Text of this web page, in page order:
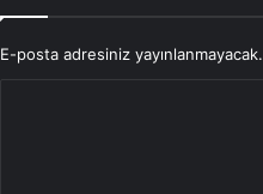
E-posta adresiniz yayınlanmayacak.